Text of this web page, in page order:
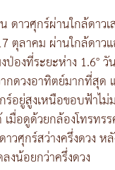
าวศุกร์ผ่านใกล้ดาวเ
ตุลาคม ผ่านใกล้ดาว
ป่องที่ระยะห่าง 1.6°
กดวงอาทิตย์มากที่สุด
อยู่สูงเหนือขอบฟ้าไ
มื่อดูด้วยกล้องโทรทร
าวศุกร์สว่างครึ่งดวง
งน้อยกว่าครึ่งดวง